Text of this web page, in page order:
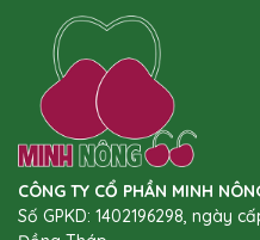
CÔNG TY CỔ PHẦN MINH
Số GPKD: 1402196298, ngày